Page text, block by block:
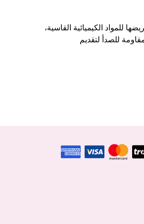
للمواد الكيميائية القاسية،
المواد المستخدمة، حيث نركز على الفضة عيار 925 والمعادن المقاومة للصدأ لتقديم